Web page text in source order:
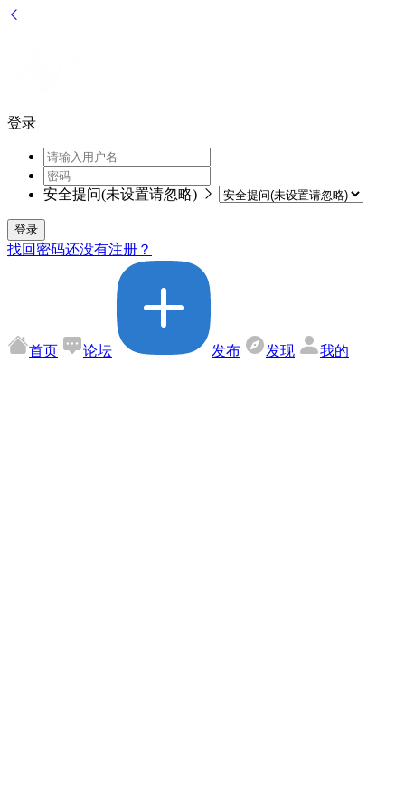
登录
安全提问(未设置请忽略)
登录
找回密码还没有注册？
首页 论坛 发布 发现 我的